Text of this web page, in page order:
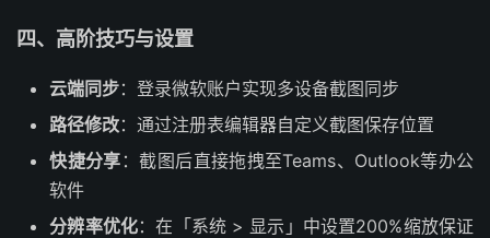
四、高阶技巧与设置
云端同步‌：登录微软账户实现多设备截图同步
路径修改‌：通过注册表编辑器自定义截图保存位置
快捷分享 ‌：截图后直接拖拽至Teams、Outlook等办公
软件
分辨率优化‌：在「系统 > 显示」中设置200%缩放保证